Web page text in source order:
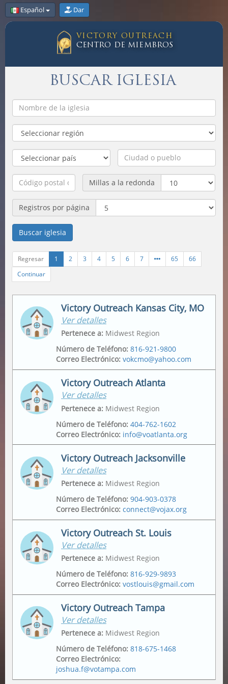
Español Dar
VICTORY OUTREACH
CENTRO DE MIEMBROS
BUSCAR IGLESIA
Millas a la redonda
Registros por página
Buscar iglesia
Regresar 1 2 3 4 5 6 7 65
66
Continuar
Victory Outreach Kansas City, MO
Ver detalles
Pertenece a: Midwest Region
Número de Teléfono: 816-921-9800
Correo Electrónico: vokcmo@yahoo.com
Domicilio
2547 Jackson Ave,
2547 Jackson Ave
Victory Outreach Atlanta
Ver detalles
Pertenece a: Midwest Region
Número de Teléfono: 404-762-1602
Correo Electrónico: info@voatlanta.org
Domicilio
2175 Metropolitan Pkwy Sw,
Po Box 162307
Victory Outreach Jacksonville
Ver detalles
Pertenece a: Midwest Region
Número de Teléfono: 904-903-0378
Correo Electrónico: connect@vojax.org
Domicilio
6201 Norwood Avenue,
Jacksonville
32208
Dirección Postal
12665 Biscayne Lake Drive,
Jacksonville,32218
Victory Outreach St. Louis
Ver detalles
Pertenece a: Midwest Region
Número de Teléfono: 816-929-9893
Correo Electrónico: vostlouis@gmail.com
Domicilio
1015 Tempo Drive,
Saint Louis
63146
Dirección Postal
1015 Tempo Drive
Saint Louis
Victory Outreach Tampa
Ver detalles
Pertenece a: Midwest Region
Número de Teléfono: 818-675-1468
Correo Electrónico:
joshua.f@votampa.com